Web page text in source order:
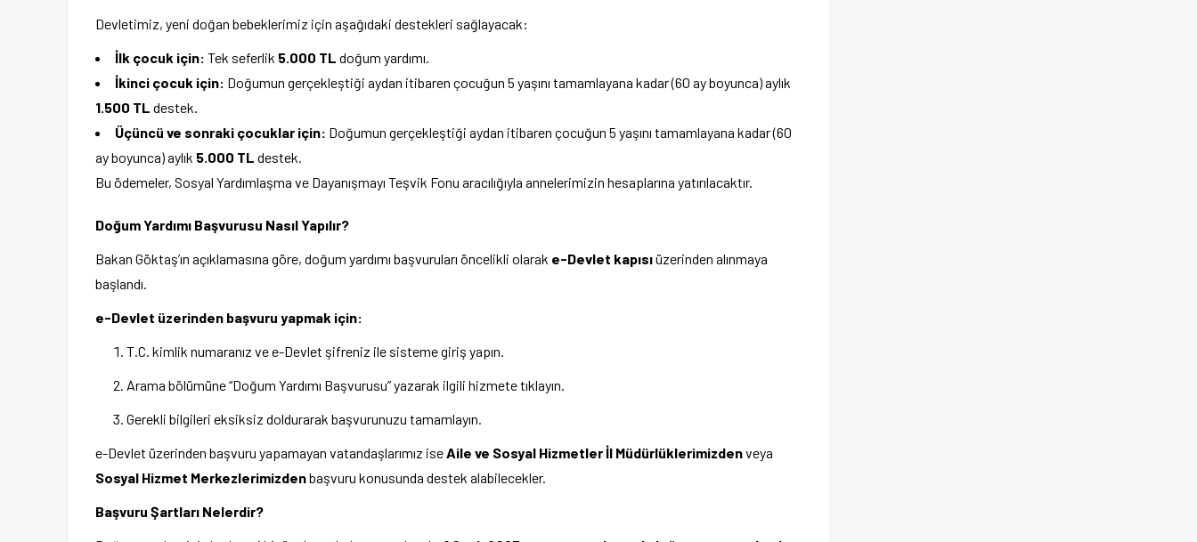
Devletimiz, yeni doğan bebeklerimiz için aşağıdaki destekleri sağlayacak:
İlk çocuk için: Tek seferlik 5.000 TL doğum yardımı.
İkinci çocuk için: Doğumun gerçekleştiği aydan itibaren çocuğun 5 yaşını tamamlayana kadar (60 ay boyunca) aylık
1.500 TL destek.
Üçüncü ve sonraki çocuklar için: Doğumun gerçekleştiği aydan itibaren çocuğun 5 yaşını tamamlayana kadar (60
ay boyunca) aylık 5.000 TL destek.
Bu ödemeler, Sosyal Yardımlaşma ve Dayanışmayı Teşvik Fonu aracılığıyla annelerimizin hesaplarına yatırılacaktır.
Doğum Yardımı Başvurusu Nasıl Yapılır?
Bakan Göktaş’ın açıklamasına göre, doğum yardımı başvuruları öncelikli olarak e-Devlet kapısıüzerinden alınmaya
başlandı.
e-Devlet üzerinden başvuru yapmak için:
T.C. kimlik numaranız ve e-Devlet şifreniz ile sisteme giriş yapın.
Arama bölümüne “Doğum Yardımı Başvurusu” yazarak ilgili hizmete tıklayın.
Gerekli bilgileri eksiksiz doldurarak başvurunuzu tamamlayın.
e-Devlet üzerinden başvuru yapamayan vatandaşlarımız iseAile ve Sosyal Hizmetler İl Müdürlüklerimizdenveya
Sosyal Hizmet Merkezlerimizdenbaşvuru konusunda destek alabilecekler.
Başvuru Şartları Nelerdir?